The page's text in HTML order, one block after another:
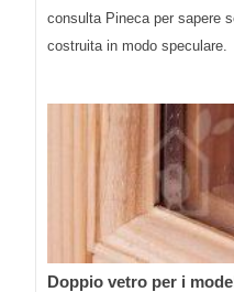
consulta Pineca per sapere
costruita in modo speculare.
Doppio vetro per i